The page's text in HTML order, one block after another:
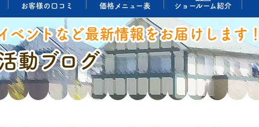
お客様の口コミ 価格メニュー表 ショールーム紹介
ベントなど最新情報をお届けします！
動ブログ